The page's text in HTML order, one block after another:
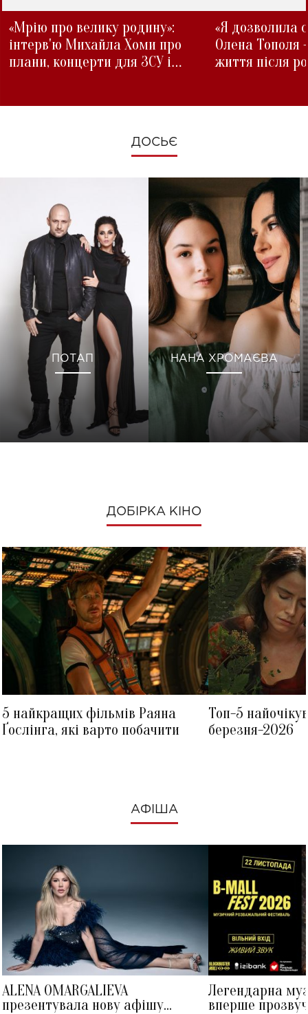
«Мрію про велику родину»:
інтерв'ю Михайла Хоми про
плани, концерти для ЗСУ і
«Я дозволила
Олена Тополя
життя після
ДОСЬЄ
ПОТАП НАНА ХРОМАЄВА
ДОБІРКА КІНО
5 найкращих фільмів Раяна
Ґослінга, які варто побачити
Топ-5
березня-2026
АФІША
ALENA OMARGALIEVA
презентувала нову афішу
Легендарна
вперше